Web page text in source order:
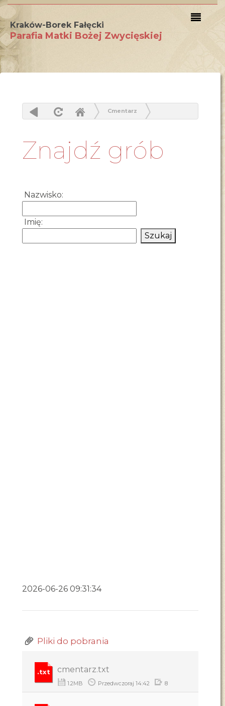
Kraków-Borek Fałęcki
Parafia Matki Bożej Zwycięskiej
Cmentarz
Znajdź grób
Nazwisko:
Imię:
Szukaj
2026-06-26 09:31:34
Pliki do pobrania
.txt cmentarz.txt
1.2MB Przedwczoraj 14:42 8